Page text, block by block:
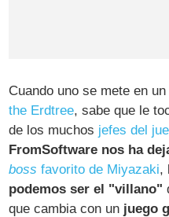
Cuando uno se mete en
the Erdtree, sabe que le
de los muchos jefes del
FromSoftware nos ha
boss favorito de Miyazaki,
podemos ser el "villano"
que cambia con un juego